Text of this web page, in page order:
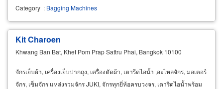
Category : Bagging Machines
Kit Charoen
Khwang Ban Bat, Khet Pom Prap Sattru Phai, Bangkok 10100
จักรเย็บผ้า, เครื่องเย็บปากถุง, เครื่องตัดผ้า, เตารีดไอน้ำ ,อะไหล่จักร, มอเตอร์
จักร, เข็มจักร แหล่งรวมจักร JUKI, จักรทุกยี่ห้อครบวงจร, เตารีดไอน้ำพร้อม